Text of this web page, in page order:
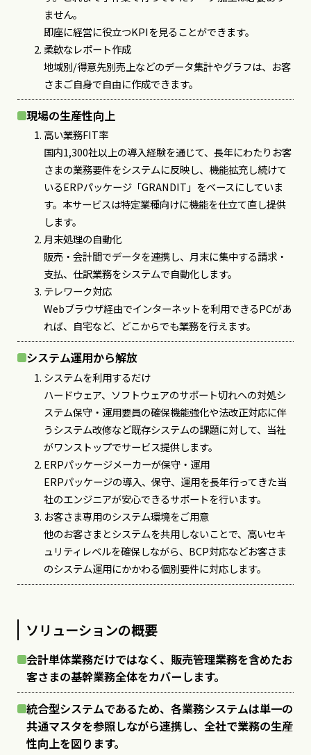
ません。
即座に経営に役立つKPIを見ることができます。
柔軟なレポート作成
地域別/得意先別売上などのデータ集計やグラフは、お客
さまご自身で自由に作成できます。
現場の生産性向上
高い業務FIT率
国内1,300社以上の導入経験を通じて、長年にわたりお客
さまの業務要件をシステムに反映し、機能拡充し続けて
いるERPパッケージ「GRANDIT」をベースにしていま
す。本サービスは特定業種向けに機能を仕立て直し提供
します。
月末処理の自動化
販売・会計間でデータを連携し、月末に集中する請求・
支払、仕訳業務をシステムで自動化します。
テレワーク対応
Webブラウザ経由でインターネットを利用できるPCがあ
れば、自宅など、どこからでも業務を行えます。
システム運用から解放
システムを利用するだけ
ハードウェア、ソフトウェアのサポート切れへの対処シ
ステム保守・運用要員の確保機能強化や法改正対応に伴
うシステム改修など既存システムの課題に対して、当社
がワンストップでサービス提供します。
ERPパッケージメーカーが保守・運用
ERPパッケージの導入、保守、運用を長年行ってきた当
社のエンジニアが安心できるサポートを行います。
お客さま専用のシステム環境をご用意
他のお客さまとシステムを共用しないことで、高いセキ
ュリティレベルを確保しながら、BCP対応などお客さま
のシステム運用にかかわる個別要件に対応します。
ソリューションの概要
会計単体業務だけではなく、販売管理業務を含めたお
客さまの基幹業務全体をカバーします。
統合型システムであるため、各業務システムは単一の
共通マスタを参照しながら連携し、全社で業務の生産
性向上を図ります。